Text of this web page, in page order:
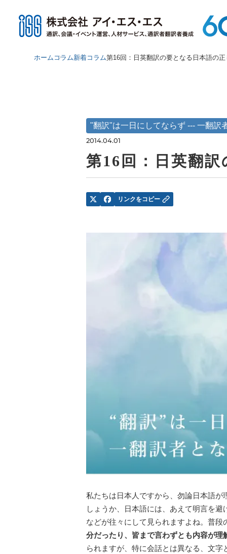
ホーム コラム新着コラム第16回：日英翻訳の要となる日本語の
"翻訳"は一日にしてならず --- 一翻訳
2014.04.01
第16回：日英翻
リンクをコピー
私たちは日本人ですから、勿論日本語
しょうか、日本語には、あえて明言を
などが往々にして見られますよね。普
分だったり、皆まで言わずとも内容が理
られますが、特に会話とは異なる、文